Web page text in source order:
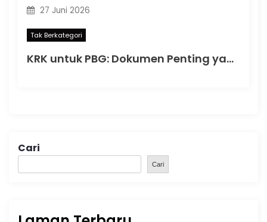
27 Juni 2026
Tak Berkategori
KRK untuk PBG: Dokumen Penting yang Menentukan Kelancaran Persetujuan Bangunan Gedung
Cari
Cari